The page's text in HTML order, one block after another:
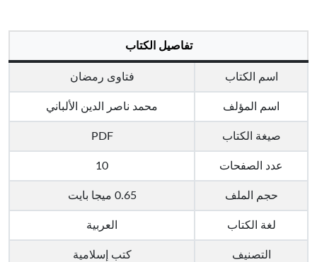
تفاصيل الكتاب
اسم الكتاب فتاوى رمضان
اسم المؤلف محمد ناصر الدين الألباني
صيغة الكتاب PDF
عدد الصفحات 10
حجم الملف 0.65 ميجا بايت
لغة الكتاب العربية
التصنيف كتب إسلامية